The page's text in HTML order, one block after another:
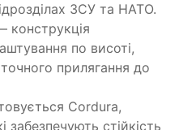
ЗСУ та НАТО.
конструкція
по висоті,
прилягання до
Cordura,
стійкість